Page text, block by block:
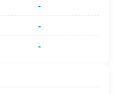
-
-
-